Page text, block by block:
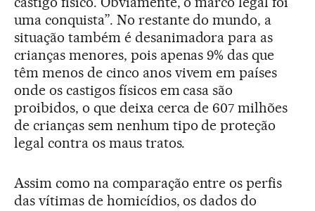
uma conquista”. No restante do mundo, a
situação também é desanimadora para as
crianças menores, pois apenas 9% das que
têm menos de cinco anos vivem em países
onde os castigos físicos em casa são
proibidos, o que deixa cerca de 607 milhões
de crianças sem nenhum tipo de proteção
legal contra os maus tratos.
Assim como na comparação entre os perfis
das vítimas de homicídios, os dados do